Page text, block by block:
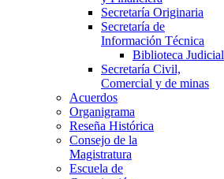
Secretaría Originaria
Secretaría de
Información Técnica
Biblioteca Judicial
Secretaría Civil,
Comercial y de minas
Acuerdos
Organigrama
Reseña Histórica
Consejo de la
Magistratura
Escuela de